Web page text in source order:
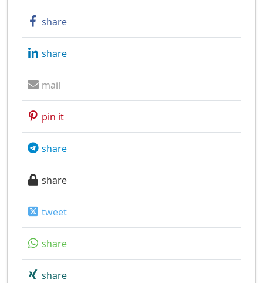
share
share
mail
pin it
share
share
tweet
share
share